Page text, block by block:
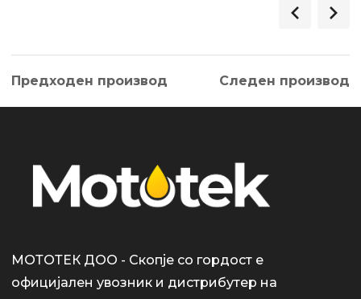
Предходен производ Следен производ
МОТОТЕК ДОО - Скопје со гордост е
официјален увозник и дистрибутер на